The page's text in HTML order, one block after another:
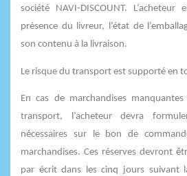
société NAVI-DISCOUNT.
présence du livreur, l’état de
son contenu à la livraison.
Le risque du transport est supporté en
En cas de marchandises
transport, l’acheteur devra
nécessaires sur le bon de
marchandises. Ces réserves devront
par écrit dans les cinq jours suivant